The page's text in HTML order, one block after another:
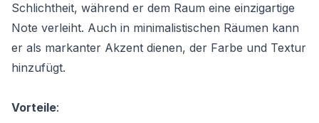
Schlichtheit, während er dem Raum eine einzigartige
Note verleiht. Auch in minimalistischen Räumen kann
er als markanter Akzent dienen, der Farbe und Textur
hinzufügt.
Vorteile: